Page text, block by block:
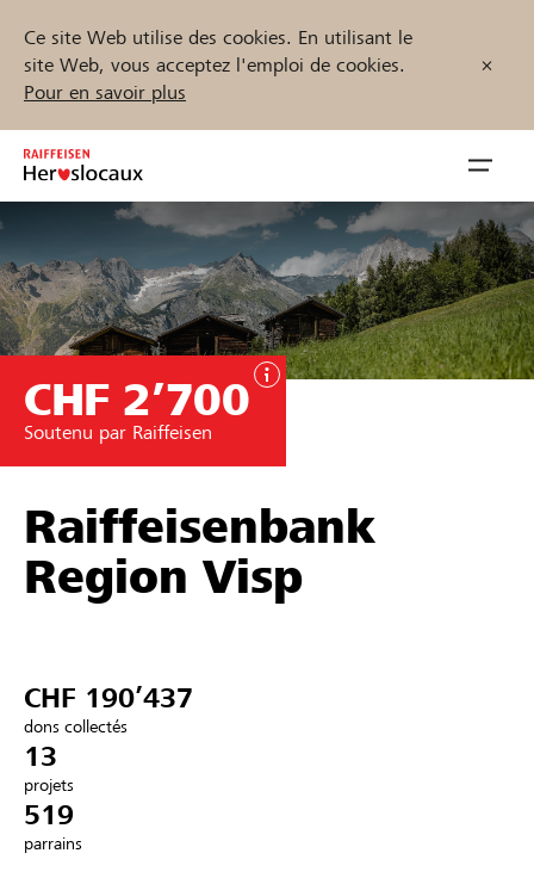
Ce site Web utilise des cookies. En utilisant le
site Web, vous acceptez l'emploi de cookies.
Pour en savoir plus
Inhalt
springen
öffnen
Parrainer
Soutien & assistance
Partenaires / Banques Raiffeisen
Se connecter
S'inscrire
Trouvez des projets et des organisations
Démarrez maintenant
CHF 2’700
Soutenu par Raiffeisen
Raiffeisenbank
Region Visp
CHF 190’437
dons collectés
13
projets
519
parrains